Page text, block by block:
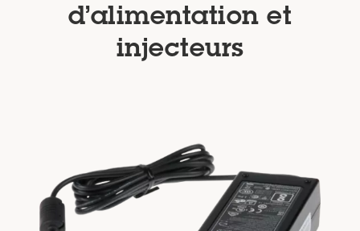
d’alimentation et
injecteurs